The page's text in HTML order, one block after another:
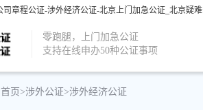
章程公证-涉外经济公证-北京上门加急公证_北京疑
零跑腿，上门加急公证
支持在线申办50种公证事项
首页>涉外公证>涉外经济公证